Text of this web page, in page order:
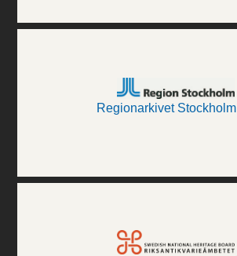
Regionarkivet Stockholm